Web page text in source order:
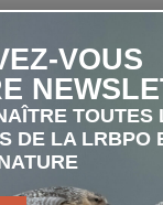
(mm)
VOUS
TOUTES
DE LA LRBPO